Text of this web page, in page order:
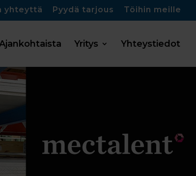
yhteyttä Pyydä tarjous Töihin meille
Yritys Yhteystiedot